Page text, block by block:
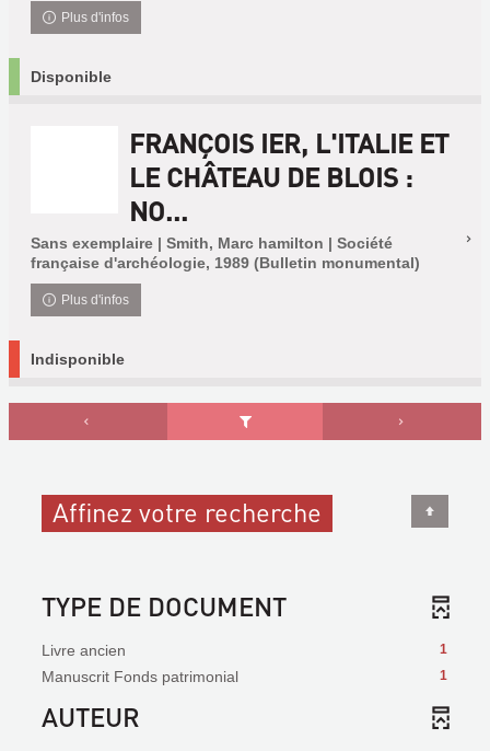
Plus d'infos
Disponible
FRANÇOIS IER, L'ITALIE ET
LE CHÂTEAU DE BLOIS :
NO...
Sans exemplaire | Smith, Marc hamilton | Société
française d'archéologie, 1989 (Bulletin monumental)
Plus d'infos
Indisponible
Affinez votre recherche
TYPE DE DOCUMENT
1
Livre ancien
1
Manuscrit Fonds patrimonial
AUTEUR